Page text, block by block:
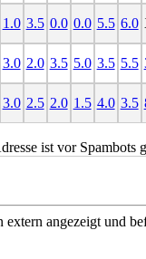
1.0 3.5 0.0 0.0 5.5 6.0
3.0 2.0 3.5 5.0 3.5 5.5
3.0 2.5 2.0 1.5 4.0 3.5
ist vor Spambots
extern angezeigt und